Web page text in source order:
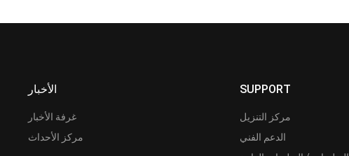
الأخبار
غرفة الأخبار
مركز الأحداث
SUPPORT
مركز التنزيل
الدعم الفني